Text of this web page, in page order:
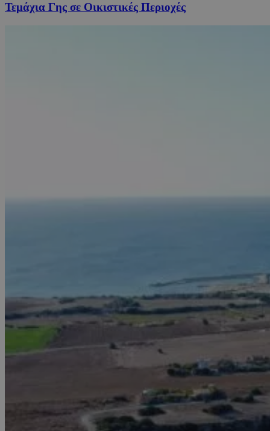
Τεμάχια Γης σε Οικιστικές Περιοχές